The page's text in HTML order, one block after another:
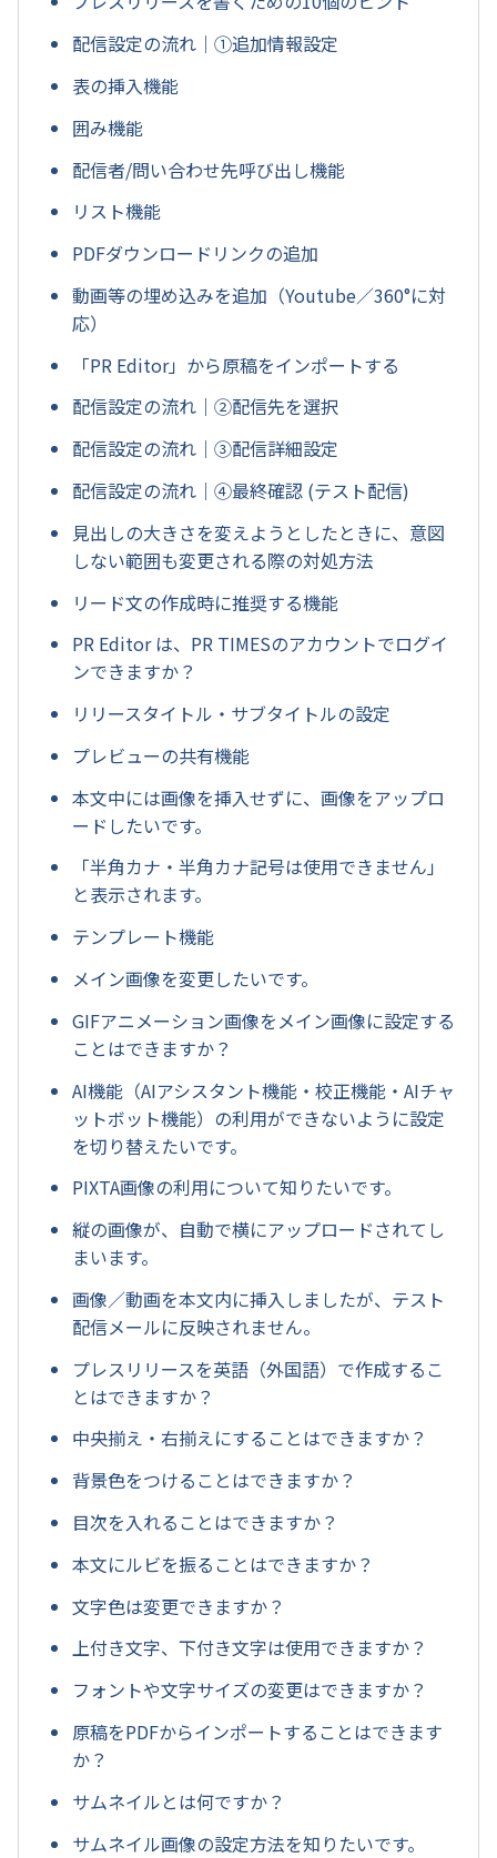
配信設定の流れ｜①追加情報設定
表の挿入機能
囲み機能
配信者/問い合わせ先呼び出し機能
リスト機能
PDFダウンロードリンクの追加
動画等の埋め込みを追加（Youtube／360°に対
応）
「PR Editor」から原稿をインポートする
配信設定の流れ｜②配信先を選択
配信設定の流れ｜③配信詳細設定
配信設定の流れ｜④最終確認 (テスト配信)
見出しの大きさを変えようとしたときに、意図
しない範囲も変更される際の対処方法
リード文の作成時に推奨する機能
PR Editor は、PR TIMESのアカウントでログイ
ンできますか？
リリースタイトル・サブタイトルの設定
プレビューの共有機能
本文中には画像を挿入せずに、画像をアップロ
ードしたいです。
「半角カナ・半角カナ記号は使用できません」
と表示されます。
テンプレート機能
メイン画像を変更したいです。
GIFアニメーション画像をメイン画像に設定する
ことはできますか？
AI機能（AIアシスタント機能・校正機能・AIチャ
ットボット機能）の利用ができないように設定
を切り替えたいです。
PIXTA画像の利用について知りたいです。
縦の画像が、自動で横にアップロードされてし
まいます。
画像／動画を本文内に挿入しましたが、テスト
配信メールに反映されません。
プレスリリースを英語（外国語）で作成するこ
とはできますか？
中央揃え・右揃えにすることはできますか？
背景色をつけることはできますか？
目次を入れることはできますか？
本文にルビを振ることはできますか？
文字色は変更できますか？
上付き文字、下付き文字は使用できますか？
フォントや文字サイズの変更はできますか？
原稿をPDFからインポートすることはできます
か？
サムネイルとは何ですか？
サムネイル画像の設定方法を知りたいです。